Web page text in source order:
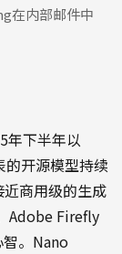
在内部邮件中
年下半年以
开源模型持续
商用级的生成
Adobe Firefly
。Nano